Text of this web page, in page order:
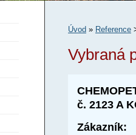
Úvod » Reference
Vybraná
č. 2123 A
Zákazník: